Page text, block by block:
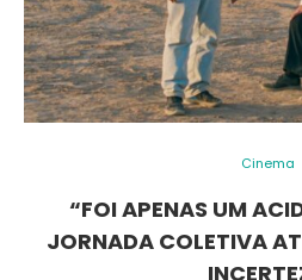
Cinema
“FOI APENAS UM
JORNADA COLETIVA